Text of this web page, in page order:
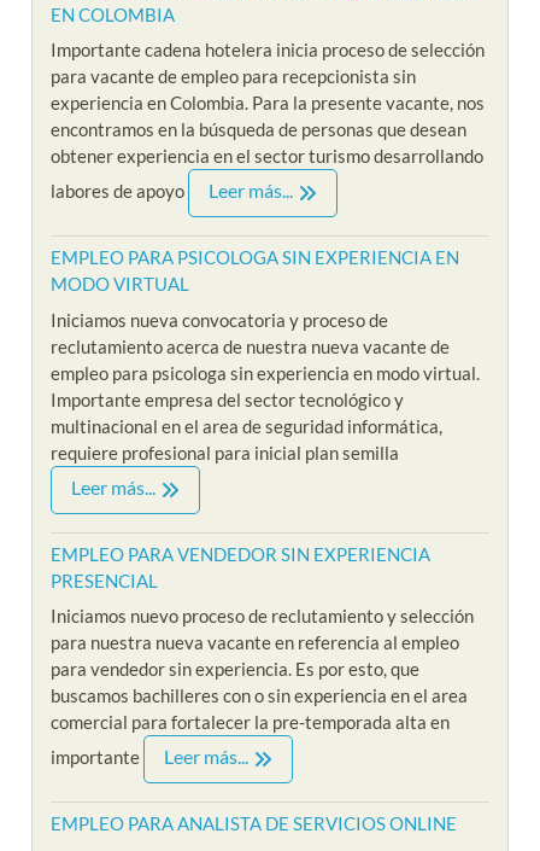
EN COLOMBIA
Importante cadena hotelera inicia proceso de selección
para vacante de empleo para recepcionista sin
experiencia en Colombia. Para la presente vacante, nos
encontramos en la búsqueda de personas que desean
obtener experiencia en el sector turismo desarrollando
labores de apoyo
Leer más...
EMPLEO PARA PSICOLOGA SIN EXPERIENCIA EN
MODO VIRTUAL
Iniciamos nueva convocatoria y proceso de
reclutamiento acerca de nuestra nueva vacante de
empleo para psicologa sin experiencia en modo virtual.
Importante empresa del sector tecnológico y
multinacional en el area de seguridad informática,
requiere profesional para inicial plan semilla
Leer más...
EMPLEO PARA VENDEDOR SIN EXPERIENCIA
PRESENCIAL
Iniciamos nuevo proceso de reclutamiento y selección
para nuestra nueva vacante en referencia al empleo
para vendedor sin experiencia. Es por esto, que
buscamos bachilleres con o sin experiencia en el area
comercial para fortalecer la pre-temporada alta en
importante
Leer más...
EMPLEO PARA ANALISTA DE SERVICIOS ONLINE